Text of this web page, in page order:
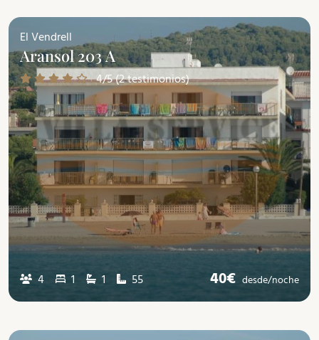
El Vendrell
Aransol 203 A
4/5 (2 testimonios)
4 1 1 55 40€ desde/noche